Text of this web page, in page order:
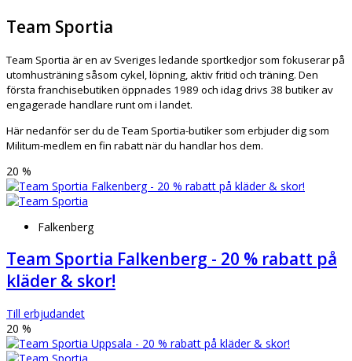
Team Sportia
Team Sportia är en av Sveriges ledande sportkedjor som fokuserar på
utomhusträning såsom cykel, löpning, aktiv fritid och träning. Den
första franchisebutiken öppnades 1989 och idag drivs 38 butiker av
engagerade handlare runt om i landet.
Här nedanför ser du de Team Sportia-butiker som erbjuder dig som
Militum-medlem en fin rabatt när du handlar hos dem.
20 %
Falkenberg
Team Sportia Falkenberg - 20 % rabatt på
kläder & skor!
Till erbjudandet
20 %